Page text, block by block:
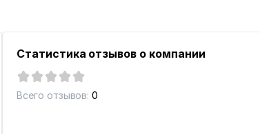
Статистика отзывов о компании
Всего отзывов: 0